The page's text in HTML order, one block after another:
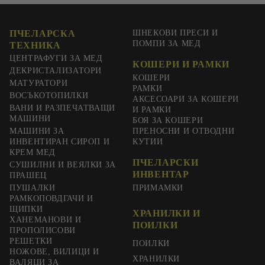
ПЧЕЛАРСКА
ТЕХНИКА
ЦЕНТРАФУГИ ЗА МЕД
ДЕКРИСТАЛИЗАТОРИ
МАТУРАТОРИ
ВОСЪКОТОПИЛКИ
ВАНИ И РАЗПЕЧАТВАЩИ
МАШИНИ
МАШИНИ ЗА
ИНВЕНТИРАН СИРОП И
КРЕМ МЕД
СУШИЛНИ И ВЕЯЛКИ ЗА
ПРАШЕЦ
ШНЕКОВИ ПРЕСИ И
ПОМПИ ЗА МЕД
КОШЕРИ И РАМКИ
КОШЕРИ
РАМКИ
АКСЕСОАРИ ЗА КОШЕРИ
И РАМКИ
БОЯ ЗА КОШЕРИ
ПРЕНОСНИ И ОТВОДНИ
КУТИИ
ПЧЕЛАРСКИ
ИНВЕНТАР
ПУШАЛКИ
РАМКОПОВДГАЧИ И
ЩИПКИ
ХАНЕМАНОВИ И
ПРОПОЛИСОВИ
РЕШЕТКИ
НОЖОВЕ, ВИЛИЦИ И
ВАЛЯЦИ ЗА
ПРИМАМКИ
ХРАНИЛКИ И
ПОИЛКИ
ПОИЛКИ
ХРАНИЛКИ